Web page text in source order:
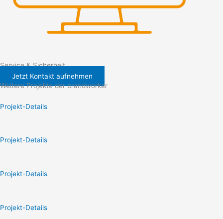
Service & Sicherheit
Jetzt Kontakt aufnehmen
Weitere Projekte der brandworker
Projekt-Details
Projekt-Details
Projekt-Details
Projekt-Details